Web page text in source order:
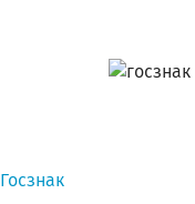
Госзнак